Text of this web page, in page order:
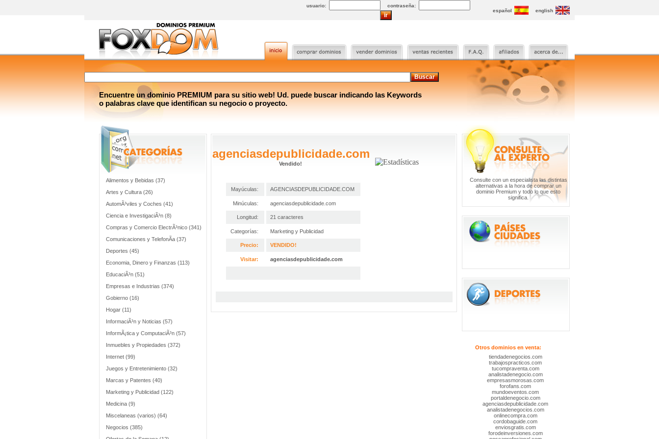
usuario:
contraseña:
español
english
Encuentre un dominio PREMIUM para su sitio web! Ud. puede buscar indicando las Keywords
o palabras clave que identifican su negocio o proyecto.
Alimentos y Bebidas (37)
Artes y Cultura (26)
AutomÃ³viles y Coches (41)
Ciencia e InvestigaciÃ³n (8)
Compras y Comercio ElectrÃ³nico (341)
Comunicaciones y TelefonÃ­a (37)
Deportes (45)
Economia, Dinero y Finanzas (113)
EducaciÃ³n (51)
Empresas e Industrias (374)
Gobierno (16)
Hogar (11)
InformaciÃ³n y Noticias (57)
InformÃ¡tica y ComputaciÃ³n (57)
Inmuebles y Propiedades (372)
Internet (99)
Juegos y Entretenimiento (32)
Marcas y Patentes (40)
Marketing y Publicidad (122)
Medicina (9)
Miscelaneas (varios) (64)
Negocios (385)
agenciasdepublicidade.com
Vendido!
Mayúculas: AGENCIASDEPUBLICIDADE.COM
Minúculas: agenciasdepublicidade.com
Longitud: 21 caracteres
Categorías: Marketing y Publicidad
Precio: VENDIDO!
Visitar: agenciasdepublicidade.com
Consulte con un especialista las distintas
alternativas a la hora de comprar un
dominio Premium y todo lo que esto
significa.
Otros dominios en venta:
tiendadenegocios.com
trabajospracticos.com
tucompraventa.com
analistadenegocio.com
empresasmorosas.com
forofans.com
mundoeventos.com
portaldenegocio.com
agenciasdepublicidade.com
analistadenegocios.com
onlinecompra.com
cordobaguide.com
enviosgratis.com
forodeinversiones.com